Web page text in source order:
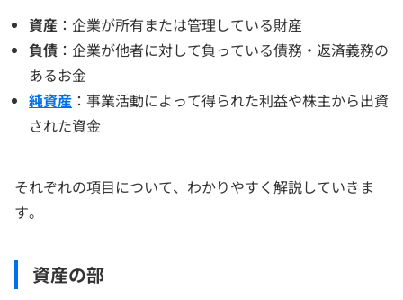
資産 ：企業が所有または管理している財産
負債 ：企業が他者に対して負っている債務・返済義務の
あるお金
純資産 ：事業活動によって得られた利益や株主から出資
された資金
それぞれの項目について、わかりやすく解説していきま
す。
資産の部